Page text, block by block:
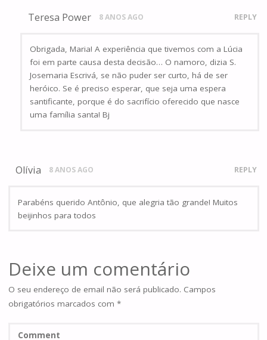
Teresa Power 8 ANOS AGO REPLY
Obrigada, Maria! A experiência que tivemos com a Lúcia
foi em parte causa desta decisão… O namoro, dizia S.
Josemaria Escrivá, se não puder ser curto, há de ser
heróico. Se é preciso esperar, que seja uma espera
santificante, porque é do sacrifício oferecido que nasce
uma família santa! Bj
Olívia 8 ANOS AGO REPLY
Parabéns querido Antônio, que alegria tão grande! Muitos
beijinhos para todos
Deixe um comentário
O seu endereço de email não será publicado. Campos
obrigatórios marcados com *